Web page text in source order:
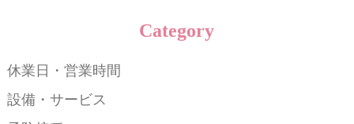
Category
休業日・営業時間
設備・サービス